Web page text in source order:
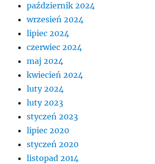
październik 2024
wrzesień 2024
lipiec 2024
czerwiec 2024
maj 2024
kwiecień 2024
luty 2024
luty 2023
styczeń 2023
lipiec 2020
styczeń 2020
listopad 2014